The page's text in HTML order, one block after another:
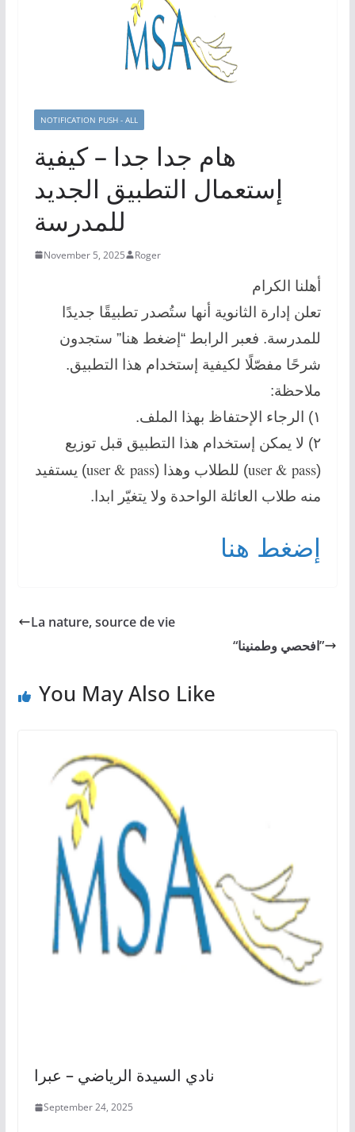
NOTIFICATION PUSH - ALL
هام جدا جدا – كيفية
إستعمال التطبيق الجديد
للمدرسة
November 5, 2025 Roger
أهلنا الكرام
تعلن إدارة الثانوية أنها ستُصدر تطبيقًا جديدًا
للمدرسة. فعبر الرابط “إضغط هنا” ستجدون
شرحًا مفصّلًا لكيفية إستخدام هذا التطبيق.
ملاحظة:
١) الرجاء الإحتفاظ بهذا الملف.
٢) لا يمكن إستخدام هذا التطبيق قبل توزيع
(
user & pass ) للطلاب وهذا (user & pass) يستفيد
منه طلاب العائلة الواحدة ولا يتغيّر ابدا.
إضغط هنا
La nature, source de vie
“افحصي وطمنينا”
You May Also Like
نادي السيدة الرياضي – عبرا
September 24, 2025